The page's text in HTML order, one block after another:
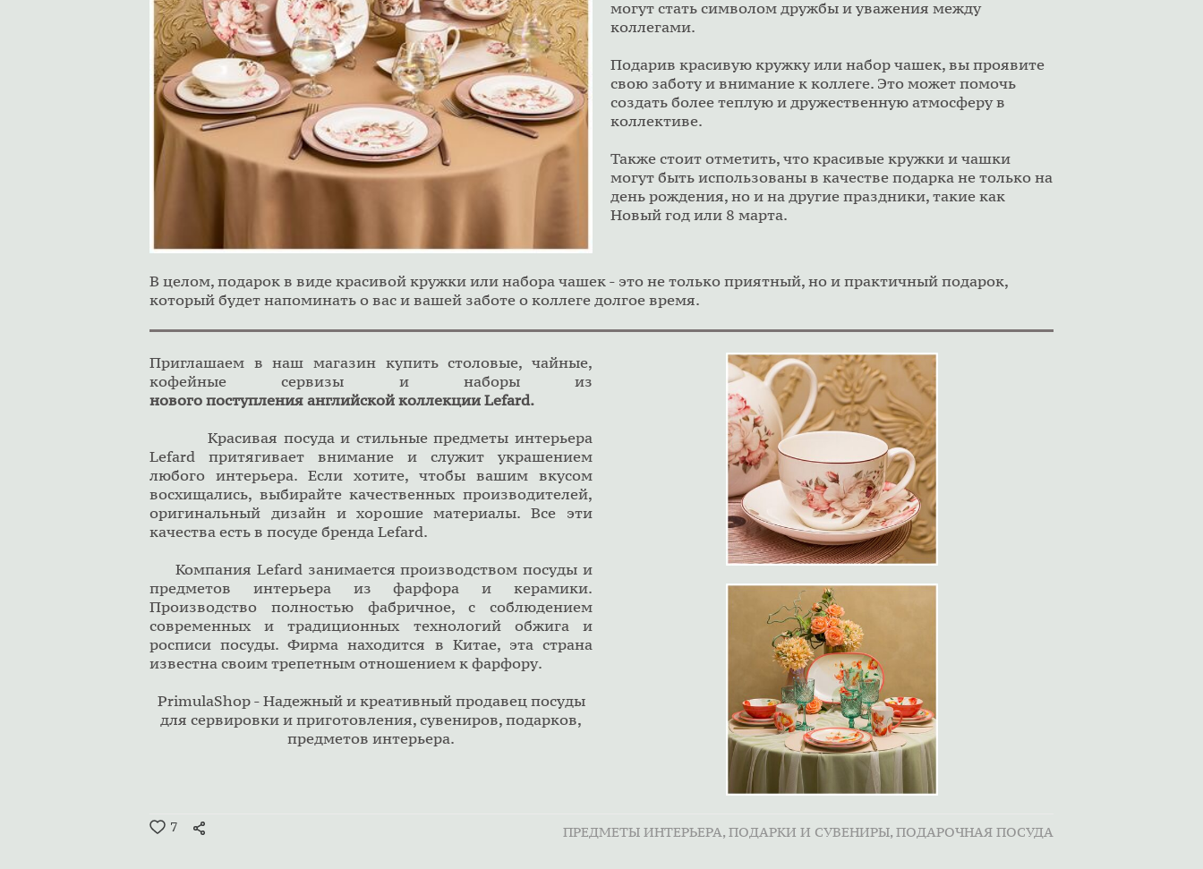
могут стать символом дружбы и уважения между
коллегами.
Подарив красивую кружку или набор чашек, вы проявите
свою заботу и внимание к коллеге. Это может помочь
создать более теплую и дружественную атмосферу в
коллективе.
Также стоит отметить, что красивые кружки и чашки
могут быть использованы в качестве подарка не только на
день рождения, но и на другие праздники, такие как
Новый год или 8 марта.
В целом, подарок в виде красивой кружки или набора чашек - это не только приятный, но и практичный подарок,
который будет напоминать о вас и вашей заботе о коллеге долгое время.
Приглашаем в наш магазин купить столовые, чайные,
кофейные сервизы и наборы из
нового поступления английской коллекции Lefard.
Красивая посуда и стильные предметы интерьера
Lefard притягивает внимание и служит украшением
любого интерьера. Если хотите, чтобы вашим вкусом
восхищались, выбирайте качественных производителей,
оригинальный дизайн и хорошие материалы. Все эти
качества есть в посуде бренда Lefard.
Компания Lefard занимается производством посуды и
предметов интерьера из фарфора и керамики.
Производство полностью фабричное, с соблюдением
современных и традиционных технологий обжига и
росписи посуды. Фирма находится в Китае, эта страна
известна своим трепетным отношением к фарфору.
PrimulaShop - Надежный и креативный продавец посуды
для сервировки и приготовления, сувениров, подарков,
предметов интерьера.
7 ПРЕДМЕТЫ ИНТЕРЬЕРА ПОДАРКИ И СУВЕНИРЫ ПОДАРОЧНАЯ ПОСУДА